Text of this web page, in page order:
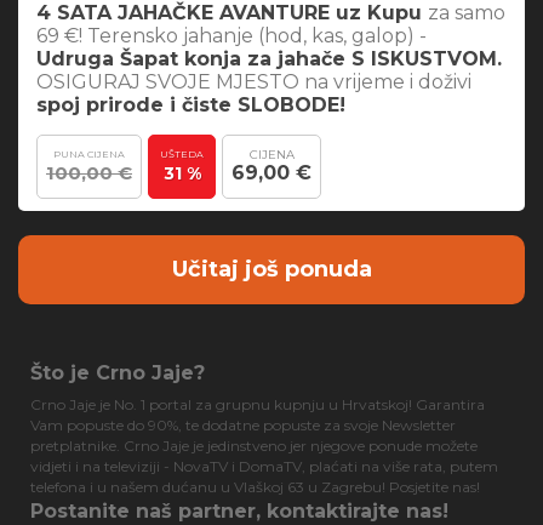
4 SATA JAHAČKE AVANTURE uz Kupu za samo
69 €! Terensko jahanje (hod, kas, galop) -
Udruga Šapat konja za jahače S ISKUSTVOM.
OSIGURAJ SVOJE MJESTO na vrijeme i doživi
spoj prirode i čiste SLOBODE!
PUNA CIJENA
100,00 €
UŠTEDA
31 %
CIJENA
69,00 €
Učitaj još ponuda
Što je Crno Jaje?
Crno Jaje je No. 1 portal za grupnu kupnju u Hrvatskoj! Garantira
Vam popuste do 90%, te dodatne popuste za svoje Newsletter
pretplatnike. Crno Jaje je jedinstveno jer njegove ponude možete
vidjeti i na televiziji - NovaTV i DomaTV, plaćati na više rata, putem
telefona i u našem dućanu u Vlaškoj 63 u Zagrebu! Posjetite nas!
Postanite naš partner, kontaktirajte nas!